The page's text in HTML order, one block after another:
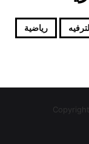
رياضية